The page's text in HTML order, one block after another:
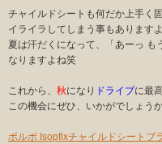
チャイルドシートも何だか上手く
イライラしてしまう事もありますよ
夏は汗だくになって、「あーっ も
なりますよね笑
これから、 秋になり ドライブに最
この機会にぜひ、いかがでしょう
ボルボ Isopfixチャイルドシートブ